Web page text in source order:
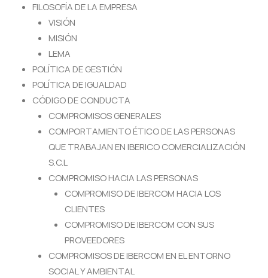
FILOSOFÍA DE LA EMPRESA
VISIÓN
MISIÓN
LEMA
POLÍTICA DE GESTIÓN
POLÍTICA DE IGUALDAD
CÓDIGO DE CONDUCTA
COMPROMISOS GENERALES
COMPORTAMIENTO ÉTICO DE LAS PERSONAS
QUE TRABAJAN EN IBERICO COMERCIALIZACIÓN
S.C.L
COMPROMISO HACIA LAS PERSONAS
COMPROMISO DE IBERCOM HACIA LOS
CLIENTES
COMPROMISO DE IBERCOM CON SUS
PROVEEDORES
COMPROMISOS DE IBERCOM EN EL ENTORNO
SOCIAL Y AMBIENTAL